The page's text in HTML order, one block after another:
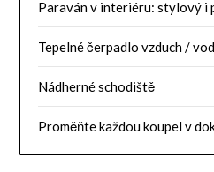
Paraván v interiéru: stylový i
Tepelné čerpadlo vzduch /
Nádherné schodiště
Proměňte každou koupel v